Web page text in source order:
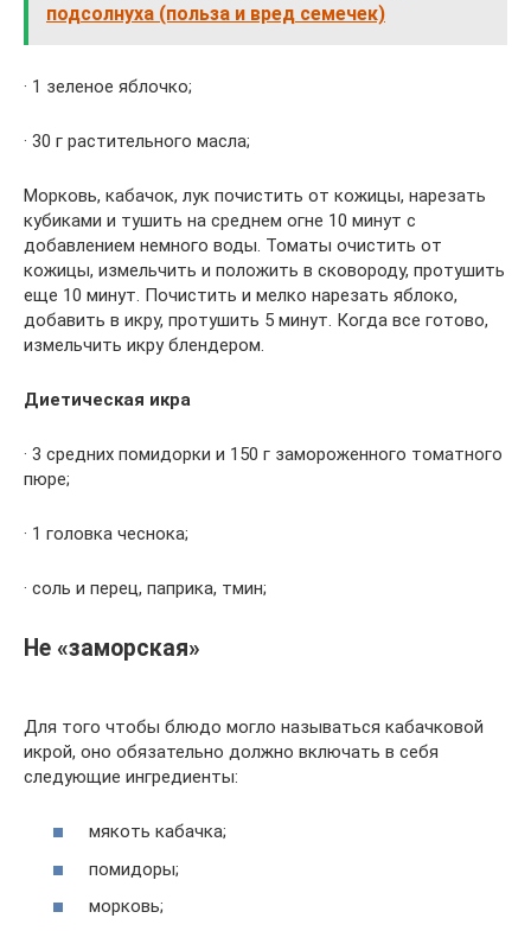
подсолнуха (польза и вред семечек)
· 1 зеленое яблочко;
· 30 г растительного масла;
Морковь, кабачок, лук почистить от кожицы, нарезать
кубиками и тушить на среднем огне 10 минут с
добавлением немного воды. Томаты очистить от
кожицы, измельчить и положить в сковороду, протушить
еще 10 минут. Почистить и мелко нарезать яблоко,
добавить в икру, протушить 5 минут. Когда все готово,
измельчить икру блендером.
Диетическая икра
· 3 средних помидорки и 150 г замороженного томатного
пюре;
· 1 головка чеснока;
· соль и перец, паприка, тмин;
Не «заморская»
Для того чтобы блюдо могло называться кабачковой
икрой, оно обязательно должно включать в себя
следующие ингредиенты:
мякоть кабачка;
помидоры;
морковь;